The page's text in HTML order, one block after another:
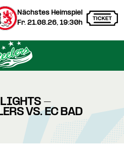
Nächstes Heimspiel
Fr. 21.08.26, 19:30h
-
VS. EC BAD